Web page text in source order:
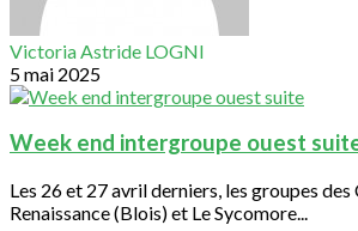
Victoria Astride LOGNI
5 mai 2025
Week end intergroupe ouest
Les 26 et 27 avril derniers, les groupes des
Renaissance (Blois) et Le Sycomore...